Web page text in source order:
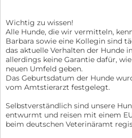
Wichtig zu wissen!
Alle Hunde, die wir vermitteln,
Barbara sowie eine Kollegin sind
das aktuelle Verhalten der Hunde
allerdings keine Garantie dafür,
neuen Umfeld geben.
Das Geburtsdatum der Hunde
vom Amtstierarzt festgelegt.
Selbstverständlich sind unsere
entwurmt und reisen mit einem
beim deutschen Veterinäramt